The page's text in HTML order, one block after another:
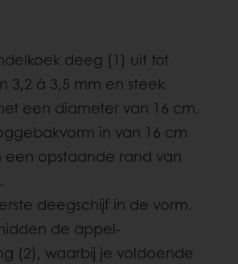
deeg (1) uit tot
3,2 à 3,5 mm en steek
een diameter van 16 cm.
in van 16 cm
een opstaande rand van
deegschijf in de vorm.
de appel-
(2), waarbij je voldoende